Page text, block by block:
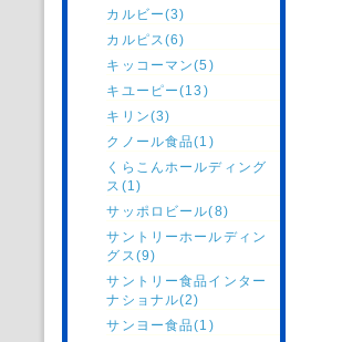
カルビー(3)
カルピス(6)
キッコーマン(5)
キユーピー(13)
キリン(3)
クノール食品(1)
くらこんホールディング
ス(1)
サッポロビール(8)
サントリーホールディン
グス(9)
サントリー食品インター
ナショナル(2)
サンヨー食品(1)